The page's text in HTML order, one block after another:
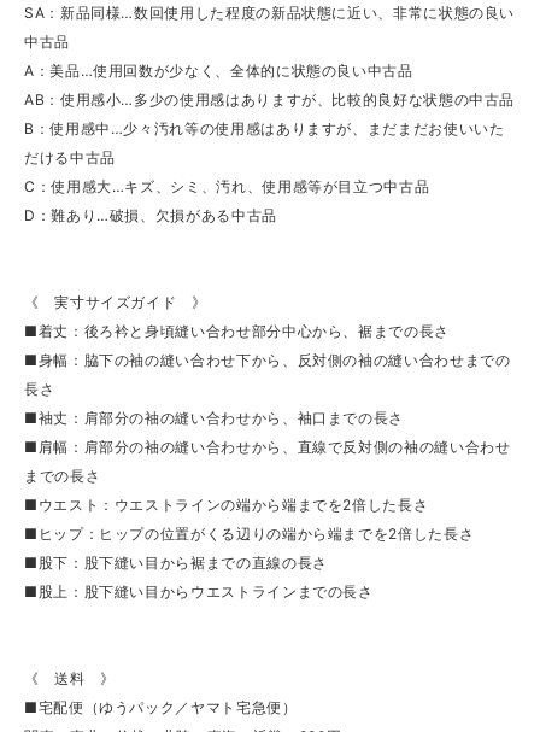
SA：新品同様…数回使用した程度の新品状態に近い、非常に状態の良い
中古品
A：美品…使用回数が少なく、全体的に状態の良い中古品
AB：使用感小…多少の使用感はありますが、比較的良好な状態の中古品
B：使用感中…少々汚れ等の使用感はありますが、まだまだお使いいた
だける中古品
C：使用感大…キズ、シミ、汚れ、使用感等が目立つ中古品
D：難あり…破損、欠損がある中古品
《 実寸サイズガイド 》
■着丈：後ろ衿と身頃縫い合わせ部分中心から、裾までの長さ
■身幅：脇下の袖の縫い合わせ下から、反対側の袖の縫い合わせまでの
長さ
■袖丈：肩部分の袖の縫い合わせから、袖口までの長さ
■肩幅：肩部分の袖の縫い合わせから、直線で反対側の袖の縫い合わせ
までの長さ
■ウエスト：ウエストラインの端から端までを2倍した長さ
■ヒップ：ヒップの位置がくる辺りの端から端までを2倍した長さ
■股下：股下縫い目から裾までの直線の長さ
■股上：股下縫い目からウエストラインまでの長さ
《 送料 》
■宅配便（ゆうパック／ヤマト宅急便）